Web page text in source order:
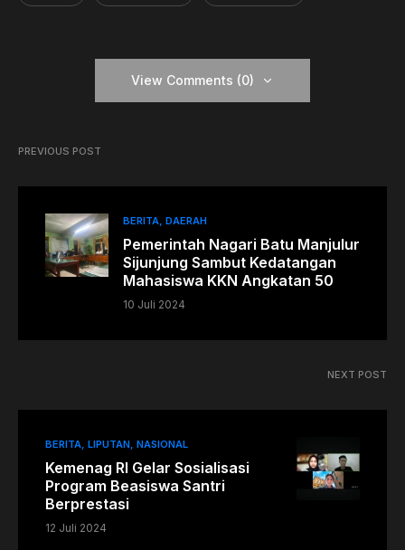
View Comments (0)
PREVIOUS POST
BERITA DAERAH
Pemerintah Nagari Batu Manjulur
Sijunjung Sambut Kedatangan
Mahasiswa KKN Angkatan 50
10 Juli 2024
NEXT POST
BERITA LIPUTAN NASIONAL
Kemenag RI Gelar Sosialisasi
Program Beasiswa Santri
Berprestasi
12 Juli 2024